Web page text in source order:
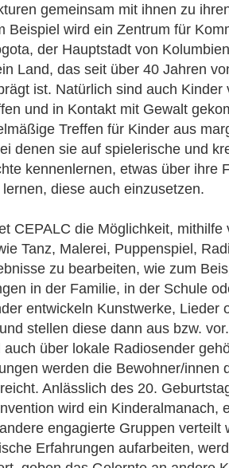
gemeinsam mit ihnen zu
Beispiel wird ein Zentrum für
der Hauptstadt von
Land, das seit über 40 Jahren
ist. Natürlich sind auch Kinder
und in Kontakt mit Gewalt
Treffen für Kinder aus
denen sie auf spielerische und
kennenlernen, etwas über ihre
diese auch einzusetzen.
CEPALC die Möglichkeit, mithilfe
Tanz, Malerei, Puppenspiel,
zu bearbeiten, wie zum
in der Familie, in der Schule
entwickeln Kunstwerke, Lieder
stellen diese dann aus bzw.
über lokale Radiosender
werden die Bewohner/innen
Anlässlich des 20.
wird ein Kinderalmanach,
engagierte Gruppen verteilt
Erfahrungen aufarbeiten,